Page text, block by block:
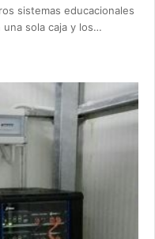
sistemas educacionales
sola caja y los…